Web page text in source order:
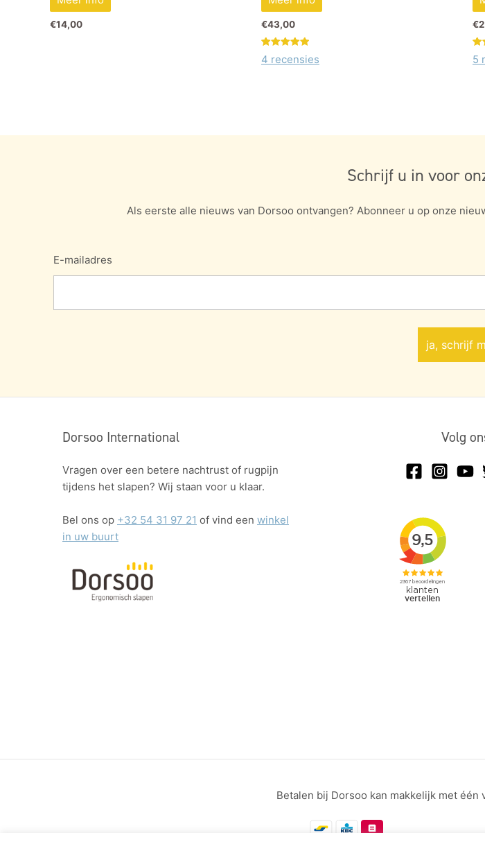
€14,00 €43,00
Gewaardeerd
5.00
3
4 recensies
€
5
5
Schrijf u in voor
Als eerste alle nieuws van Dorsoo ontvangen? Abonneer u op onze
E-mailadres
Dorsoo International
Vragen over een betere nachtrust of rugpijn
tijdens het slapen? Wij staan voor u klaar.
Bel ons op +32 54 31 97 21 of vind een winkel
in uw buurt
Volg
Betalen bij Dorsoo kan makkelijk met